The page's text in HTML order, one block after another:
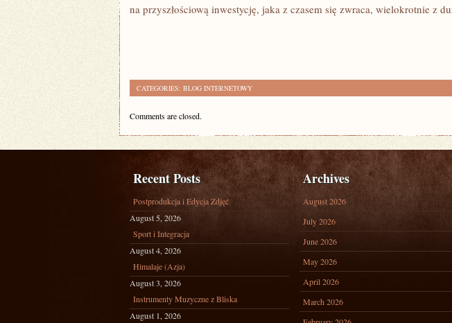
na przyszłościową inwestycję, jaka z czasem się zwraca, wielokrotnie z
CATEGORIES: BLOG INTERNETOWY
Comments are closed.
Recent Posts
Postprodukcja i Edycja Zdjęć
August 5, 2026
Sport i Integracja
August 4, 2026
Himalaje (Azja)
August 3, 2026
Instrumenty Muzyczne z Bliska
August 1, 2026
Archives
August 2026
July 2026
June 2026
May 2026
April 2026
March 2026